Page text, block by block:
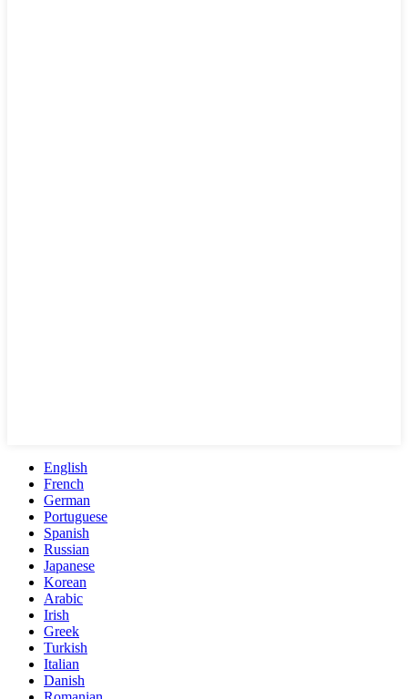
English
French
German
Portuguese
Spanish
Russian
Japanese
Korean
Arabic
Irish
Greek
Turkish
Italian
Danish